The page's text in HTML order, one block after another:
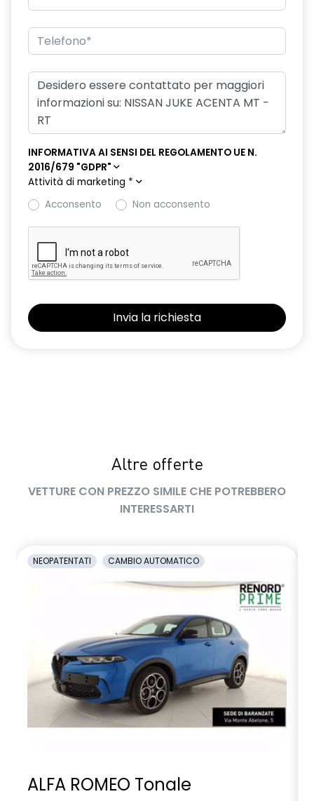
INFORMATIVA AI SENSI DEL REGOLAMENTO UE N.
2016/679 "GDPR"
Attività di marketing *
Acconsento
Non acconsento
Altre offerte
VETTURE CON PREZZO SIMILE CHE POTREBBERO
INTERESSARTI
NEOPATENTATI CAMBIO AUTOMATICO
ALFA ROMEO Tonale